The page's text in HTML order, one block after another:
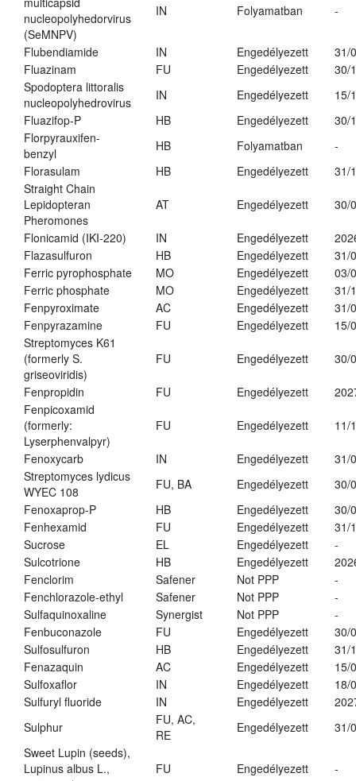
nucleopolyhedorvirus
(SeMNPV)
IN Folyamatban -
Flubendiamide IN Engedélyezett
31/
Fluazinam
FU Engedélyezett
30/
Spodoptera littoralis
nucleopolyhedrovirus
IN Engedélyezett
15/
Fluazifop-P
HB Engedélyezett
30/
Florpyrauxifen-
benzyl
HB Folyamatban
-
Florasulam
HB Engedélyezett
31/
Straight Chain
Lepidopteran
Pheromones
AT Engedélyezett 30/
Flonicamid (IKI-220) IN Engedélyezett
Flazasulfuron
HB Engedélyezett
31/
Ferric pyrophosphate
MO Engedélyezett
03/
Ferric phosphate
MO Engedélyezett
31/
Fenpyroximate
AC Engedélyezett
31/
Fenpyrazamine
FU Engedélyezett
15/
Streptomyces K61
(formerly S.
griseoviridis)
FU Engedélyezett 30/
Fenpropidin FU Engedélyezett
Fenpicoxamid
(formerly:
Lyserphenvalpyr)
FU Engedélyezett 11/
Fenoxycarb IN Engedélyezett
31/
Streptomyces lydicus
WYEC 108
FU, BA Engedélyezett
30/
Fenoxaprop-P
HB Engedélyezett
30/
Fenhexamid
FU Engedélyezett
31/
Sucrose
EL Engedélyezett
-
Sulcotrione
HB Engedélyezett
Fenclorim
Safener Not PPP
-
Fenchlorazole-ethyl
Safener Not PPP
-
Sulfaquinoxaline
Synergist Not PPP
-
Fenbuconazole
FU Engedélyezett
30/
Sulfosulfuron
HB Engedélyezett
31/
Fenazaquin
AC Engedélyezett
15/
Sulfoxaflor
IN Engedélyezett
18/
Sulfuryl fluoride
IN Engedélyezett
Sulphur
FU, AC,
RE
Engedélyezett
31/
Sweet Lupin (seeds),
Lupinus albus L.,
FU Engedélyezett -